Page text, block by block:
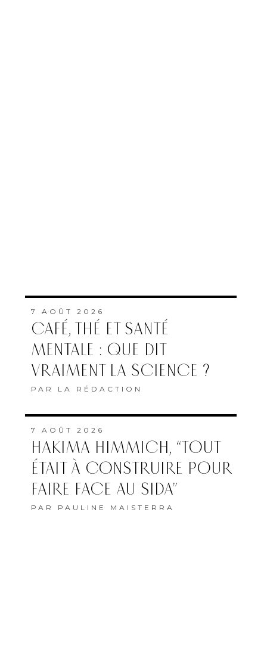
7 AOÛT 2026
CAFÉ, THÉ ET SANTÉ
MENTALE : QUE DIT
VRAIMENT LA SCIENCE ?
PAR LA RÉDACTION
7 AOÛT 2026
HAKIMA HIMMICH, “TOUT
ÉTAIT À CONSTRUIRE POUR
FAIRE FACE AU SIDA”
PAR PAULINE MAISTERRA